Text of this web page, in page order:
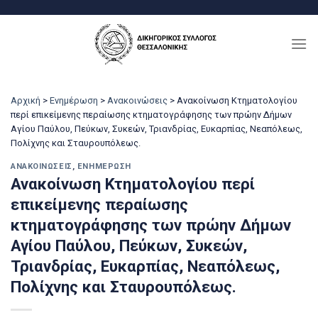
Αρχική > Ενημέρωση > Ανακοινώσεις > Ανακοίνωση Κτηματολογίου
περί επικείμενης περαίωσης κτηματογράφησης των πρώην Δήμων
Αγίου Παύλου, Πεύκων, Συκεών, Τριανδρίας, Ευκαρπίας, Νεαπόλεως,
Πολίχνης και Σταυρουπόλεως.
ΑΝΑΚΟΙΝΏΣΕΙΣ , ΕΝΗΜΈΡΩΣΗ
Ανακοίνωση Κτηματολογίου περί
επικείμενης περαίωσης
κτηματογράφησης των πρώην Δήμων
Αγίου Παύλου, Πεύκων, Συκεών,
Τριανδρίας, Ευκαρπίας, Νεαπόλεως,
Πολίχνης και Σταυρουπόλεως.